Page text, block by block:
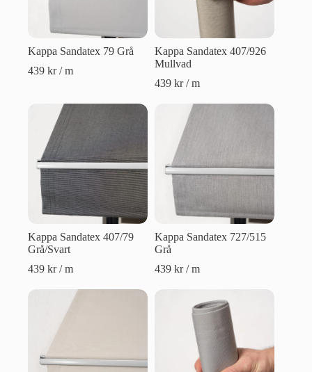
Kappa Sandatex 79 Grå
439 kr / m
Kappa Sandatex 407/926
Mullvad
439kr / m
Kappa Sandatex 407/79
Grå/Svart
439 kr / m
Kappa Sandatex 727/515
Grå
439kr / m